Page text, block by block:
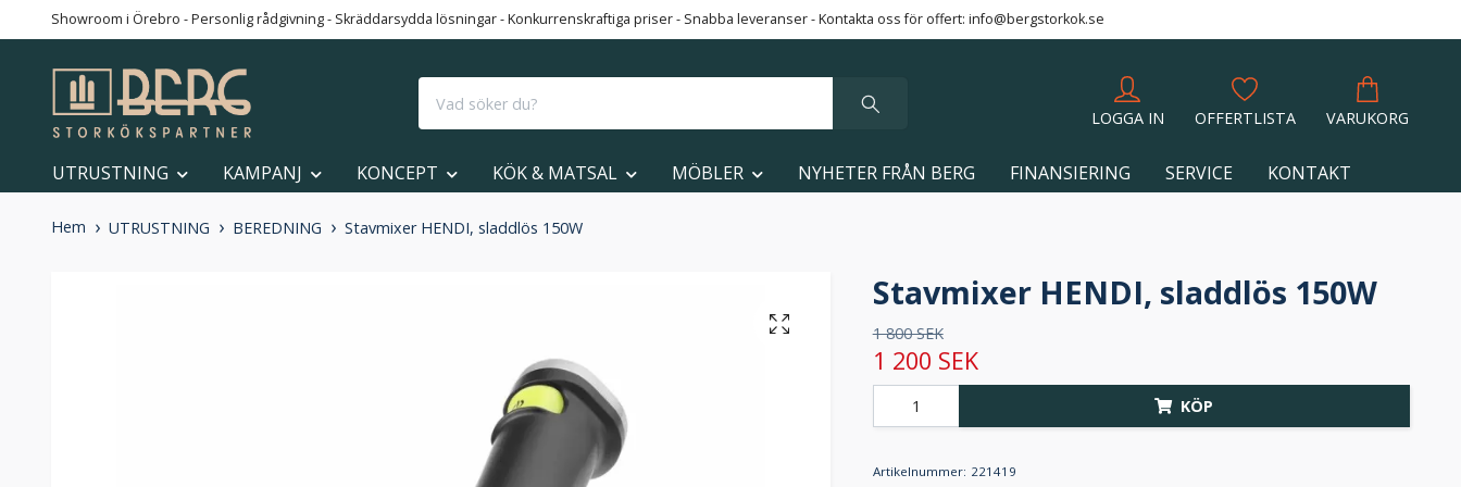
Showroom i Örebro - Personlig rådgivning - Skräddarsydda lösningar - Konkurrenskraftiga priser - Snabba leveranser - Kontakta oss för offert: info@bergstorkok.se
LOGGA IN OFFERTLISTA VARUKORG
UTRUSTNING KAMPANJ KONCEPT KÖK & MATSAL MÖBLER NYHETER FRÅN BERG FINANSIERING SERVICE KONTAKT
Hem UTRUSTNING BEREDNING Stavmixer HENDI, sladdlös 150W
Stavmixer HENDI, sladdlös 150W
1 800 SEK
1 200 SEK
KÖP
Artikelnummer: 221419